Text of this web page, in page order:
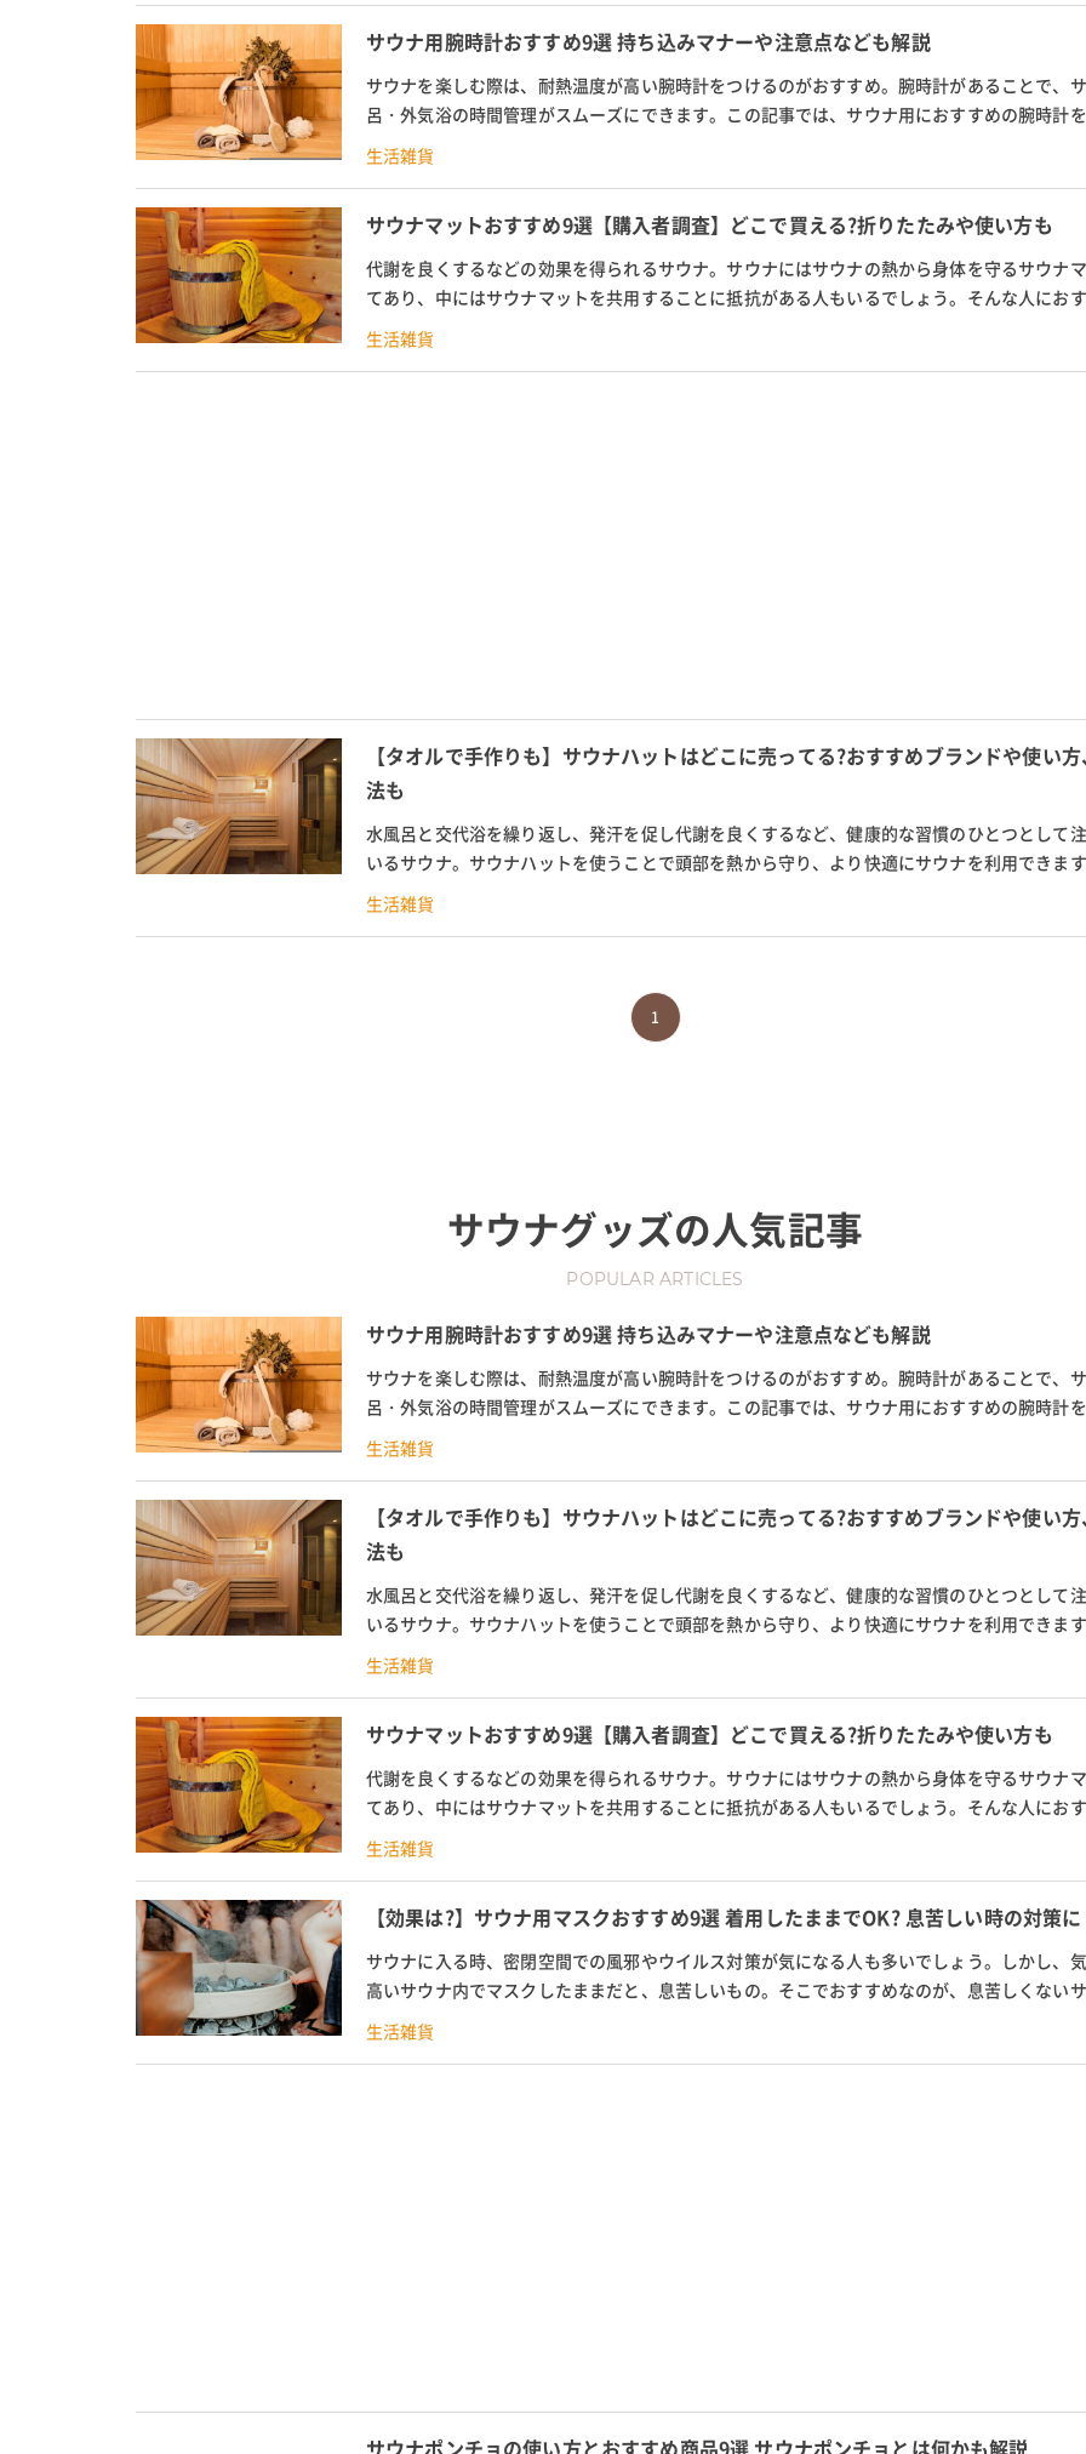
サウナ用腕時計おすすめ9選 持ち込みマナーや注意点なども解説
サウナを楽しむ際は、耐熱温度が高い腕時計をつけるのがおすすめ。腕時計があることで、
呂・外気浴の時間管理がスムーズにできます。この記事では、サウナ用におすすめの腕時計
カシやGショックなど定番の商品から、心拍数を測定で...
生活雑貨
サウナマットおすすめ9選【購入者調査】どこで買える?折りたたみや使い方も
代謝を良くするなどの効果を得られるサウナ。サウナにはサウナの熱から身体を守るサウナ
てあり、中にはサウナマットを共用することに抵抗がある人もいるでしょう。そんな人にお
マイサウナマットです。今回は、マイサウナマットの...
生活雑貨
【タオルで手作りも】サウナハットはどこに売ってる?おすすめブランドや使い
法も
水風呂と交代浴を繰り返し、発汗を促し代謝を良くするなど、健康的な習慣のひとつとして
いるサウナ。サウナハットを使うことで頭部を熱から守り、より快適にサウナを利用できま
では、サウナハットの効果やどこに売ってるか、タオ...
生活雑貨
1
サウナグッズの人気記事
POPULAR ARTICLES
サウナ用腕時計おすすめ9選 持ち込みマナーや注意点なども解説
サウナを楽しむ際は、耐熱温度が高い腕時計をつけるのがおすすめ。腕時計があることで、
呂・外気浴の時間管理がスムーズにできます。この記事では、サウナ用におすすめの腕時計
カシやGショックなど定番の商品から、心拍数を測定で...
生活雑貨
【タオルで手作りも】サウナハットはどこに売ってる?おすすめブランドや使い
法も
水風呂と交代浴を繰り返し、発汗を促し代謝を良くするなど、健康的な習慣のひとつとして
いるサウナ。サウナハットを使うことで頭部を熱から守り、より快適にサウナを利用できま
では、サウナハットの効果やどこに売ってるか、タオ...
生活雑貨
サウナマットおすすめ9選【購入者調査】どこで買える?折りたたみや使い方も
代謝を良くするなどの効果を得られるサウナ。サウナにはサウナの熱から身体を守るサウナ
てあり、中にはサウナマットを共用することに抵抗がある人もいるでしょう。そんな人にお
マイサウナマットです。今回は、マイサウナマットの...
生活雑貨
【効果は?】サウナ用マスクおすすめ9選 着用したままでOK? 息苦しい時の対策に
サウナに入る時、密閉空間での風邪やウイルス対策が気になる人も多いでしょう。しかし、
高いサウナ内でマスクしたままだと、息苦しいもの。そこでおすすめなのが、息苦しくない
クです。マスクしたままでも気持ち良くサウナを楽し...
生活雑貨